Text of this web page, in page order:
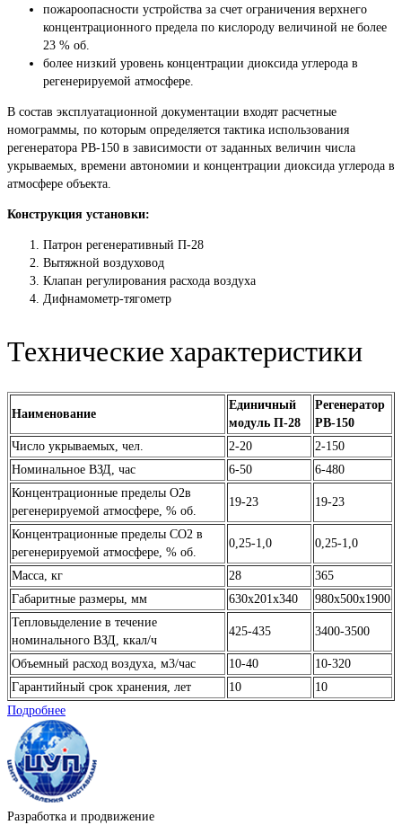
пожароопасности устройства за счет ограничения верхнего
концентрационного предела по кислороду величиной не более
23 % об.
более низкий уровень концентрации диоксида углерода в
регенерируемой атмосфере.
В состав эксплуатационной документации входят расчетные
номограммы, по которым определяется тактика использования
регенератора РВ-150 в зависимости от заданных величин числа
укрываемых, времени автономии и концентрации диоксида углерода в
атмосфере объекта.
Конструкция установки:
Патрон регенеративный П-28
Вытяжной воздуховод
Клапан регулирования расхода воздуха
Дифнамометр-тягометр
Технические характеристики
Наименование
Единичный
модуль П-28
Регенератор
РВ-150
Число укрываемых, чел.
2-20
2-150
Номинальное ВЗД, час
6-50
6-480
Концентрационные пределы O2в
регенерируемой атмосфере, % об.
19-23 19-23
Концентрационные пределы CO2 в
регенерируемой атмосфере, % об.
0,25-1,0 0,25-1,0
Масса, кг 28
365
Габаритные размеры, мм
630x201x340
980x500x1900
Тепловыделение в течение
номинального ВЗД, ккал/ч
425-435 3400-3500
Объемный расход воздуха, м3/час 10-40
10-320
Гарантийный срок хранения, лет
10 10
Подробнее
Разработка и продвижение